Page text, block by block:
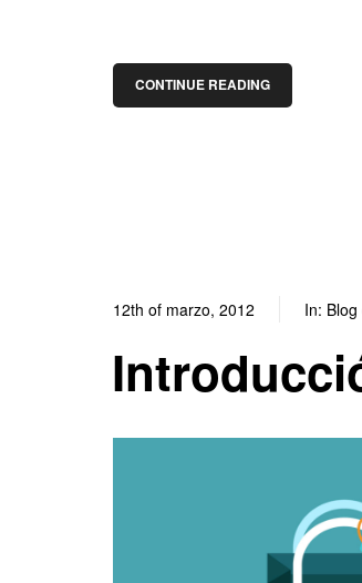
CONTINUE READING
12th of marzo, 2012 In: